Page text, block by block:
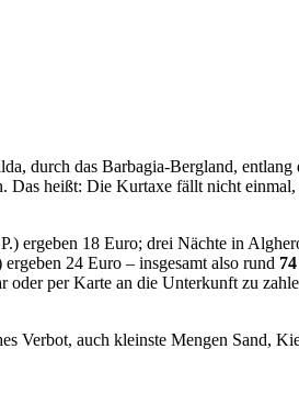
durch das Barbagia-Bergland,
heißt: Die Kurtaxe fällt nicht
ergeben 18 Euro; drei Nächte in
24 Euro – insgesamt also rund
oder per Karte an die Unterkunft zu
Verbot, auch kleinste Mengen Sand,